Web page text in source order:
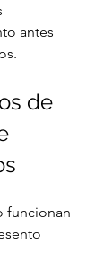
antes
de
funcionan